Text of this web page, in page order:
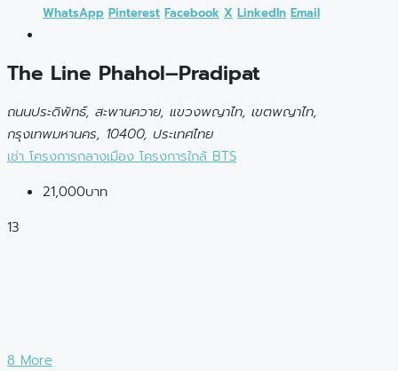
WhatsApp Pinterest Facebook X LinkedIn Email
The Line Phahol–Pradipat
ถนนประดิพัทธ์, สะพานควาย, แขวงพญาไท, เขตพญาไท,
กรุงเทพมหานคร, 10400, ประเทศไทย
เช่า โครงการกลางเมือง โครงการใกล้ BTS
21,000บาท
13
8 More